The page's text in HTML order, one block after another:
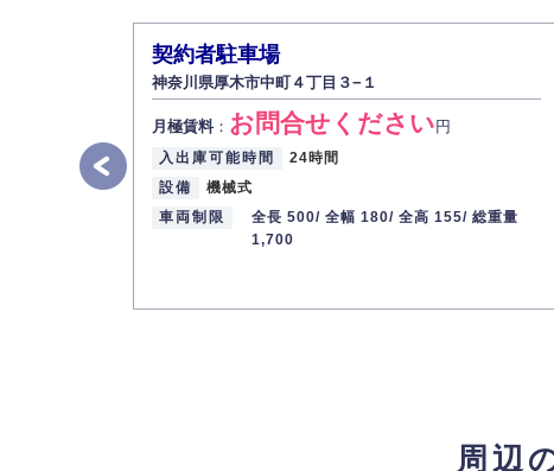
契約者駐車場
神奈川県厚木市中町４丁目３−１
月極賃料： お問合せください円
入出庫可能時間
24時間
設備
機械式
車両制限
全長 500/ 全幅 180/ 全高 155/ 総重量
1,700
周辺